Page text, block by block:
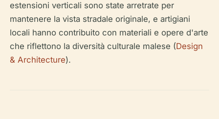
estensioni verticali sono state arretrate per
mantenere la vista stradale originale, e artigiani
locali hanno contribuito con materiali e opere d'arte
che riflettono la diversità culturale malese (Design
& Architecture).